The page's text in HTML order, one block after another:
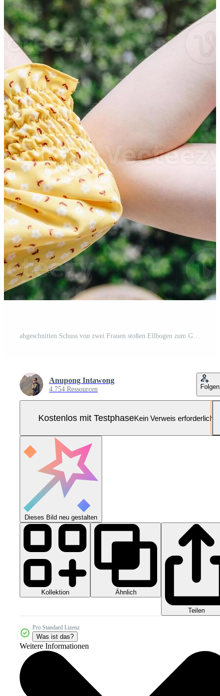
abgeschnitten Schuss von zwei Frauen stoßen Ellbogen zum Gruß während Coronavirus Epidemie. das Ellbogen stoßen war empfohlen wie ein Alternative Weg zum reduzieren Ihre Risiko von Verbreitung oder Vertragsabschluss das Virus. Pro Foto
Anupong Intawong
4.754 Ressourcen Folgen
Kostenlos mit TestphaseKein Verweis erforderlich
Dieses Bild neu gestalten
Kollektion Ähnlich
Teilen
Pro Standard Lizenz
Was ist das?
Weitere Informationen